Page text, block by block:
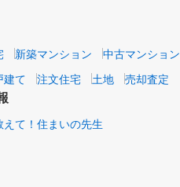
新築マンション
中古マンション
建て 注文住宅 土地 売却査定
えて！住まいの先生